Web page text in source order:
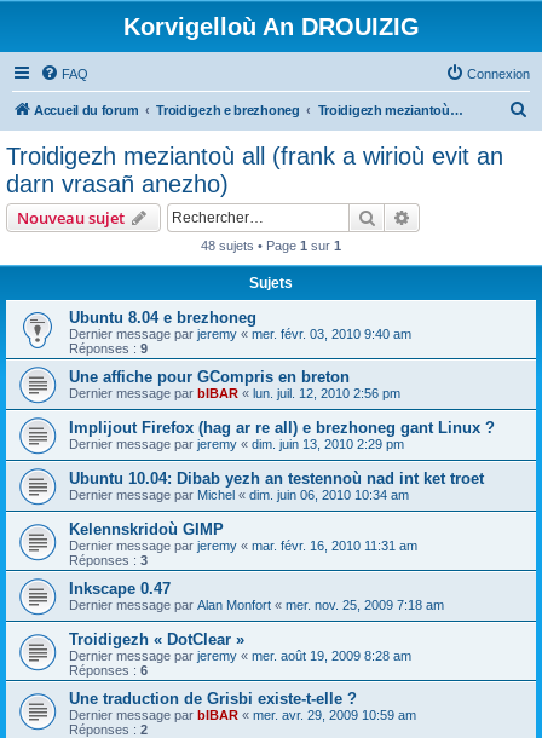
Korvigelloù An DROUIZIG
FAQ Connexion
Accueil du forum Troidigezh e brezhoneg Troidigezh meziantoù all (frank a wirioù evit an darn vrasañ anezho)
Troidigezh meziantoù all (frank a wirioù evit an
darn vrasañ anezho)
Nouveau sujet Rechercher
48 sujets • Page 1 sur 1
Sujets
Ubuntu 8.04 e brezhoneg
Dernier message par jeremy « mer. févr. 03, 2010 9:40 am
Réponses : 9
Une affiche pour GCompris en breton
Dernier message par bIBAR « lun. juil. 12, 2010 2:56 pm
Implijout Firefox (hag ar re all) e brezhoneg gant Linux ?
Dernier message par jeremy « dim. juin 13, 2010 2:29 pm
Ubuntu 10.04: Dibab yezh an testennoù nad int ket troet
Dernier message par Michel « dim. juin 06, 2010 10:34 am
Kelennskridoù GIMP
Dernier message par jeremy « mar. févr. 16, 2010 11:31 am
Réponses : 3
Inkscape 0.47
Dernier message par Alan Monfort « mer. nov. 25, 2009 7:18 am
Troidigezh « DotClear »
Dernier message par jeremy « mer. août 19, 2009 8:28 am
Réponses : 6
Une traduction de Grisbi existe-t-elle ?
Dernier message par bIBAR « mer. avr. 29, 2009 10:59 am
Réponses : 2